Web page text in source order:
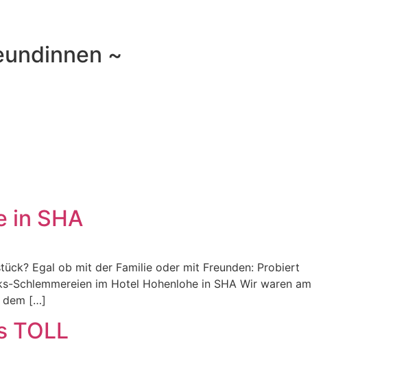
~
in SHA
Egal ob mit der Familie oder mit Freunden: Probiert
Schlemmereien im Hotel Hohenlohe in SHA Wir waren am
dem […]
TOLL